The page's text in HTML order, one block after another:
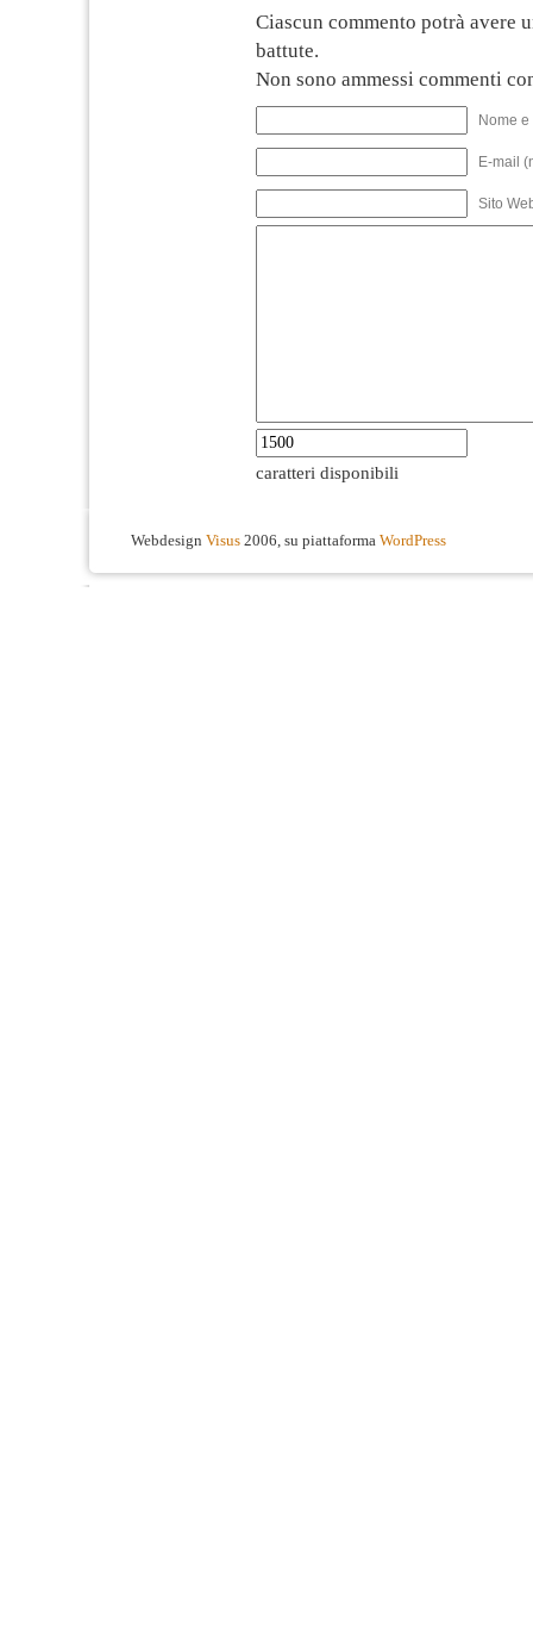
Ciascun commento potrà avere
battute.
Non sono ammessi commenti
Nome
E-mail
Sito
caratteri disponibili
Webdesign Visus 2006, su piattaforma WordPress